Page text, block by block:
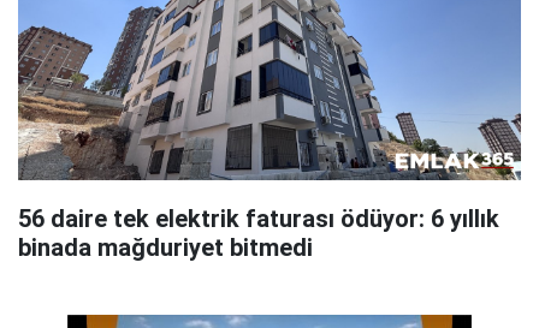
56 daire tek elektrik faturası ödüyor: 6 yıllık
binada mağduriyet bitmedi